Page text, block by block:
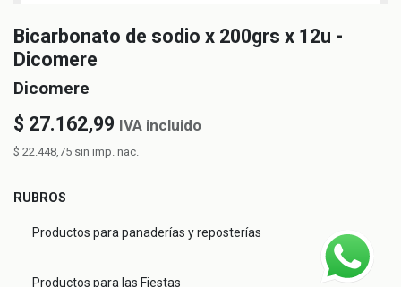
Bicarbonato de sodio x 200grs x 12u -
Dicomere
Dicomere
$ 27.162,99 IVA incluido
$ 22.448,75 sin imp. nac.
RUBROS
Productos para panaderías y reposterías
Productos para las Fiestas